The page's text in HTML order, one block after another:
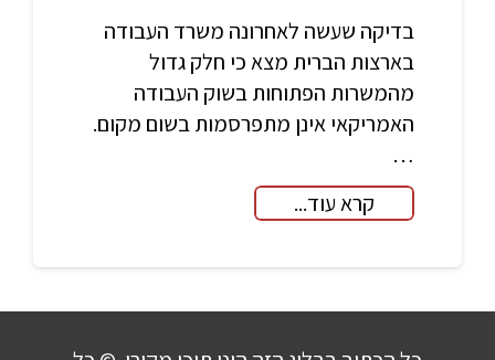
בדיקה שעשה לאחרונה משרד העבודה
בארצות הברית מצא כי חלק גדול
מהמשרות הפתוחות בשוק העבודה
האמריקאי אינן מתפרסמות בשום מקום.
…
קרא עוד...